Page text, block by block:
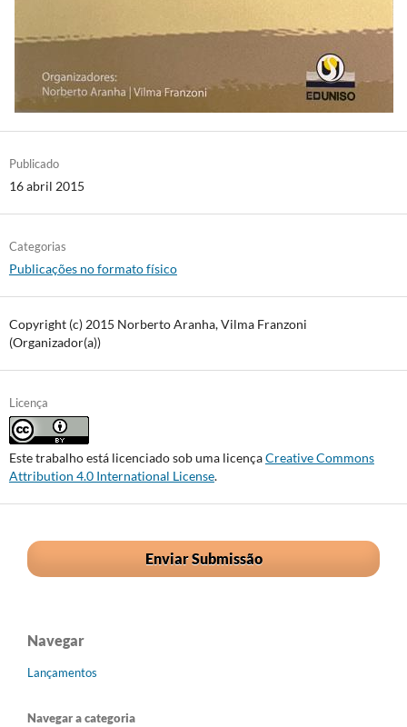
Publicado
16 abril 2015
Categorias
Publicações no formato físico
Copyright (c) 2015 Norberto Aranha, Vilma Franzoni
(Organizador(a))
Licença
Este trabalho está licenciado sob uma licençaCreative Commons
Attribution 4.0 International License.
Enviar Submissão
Navegar
Lançamentos
Navegar a categoria